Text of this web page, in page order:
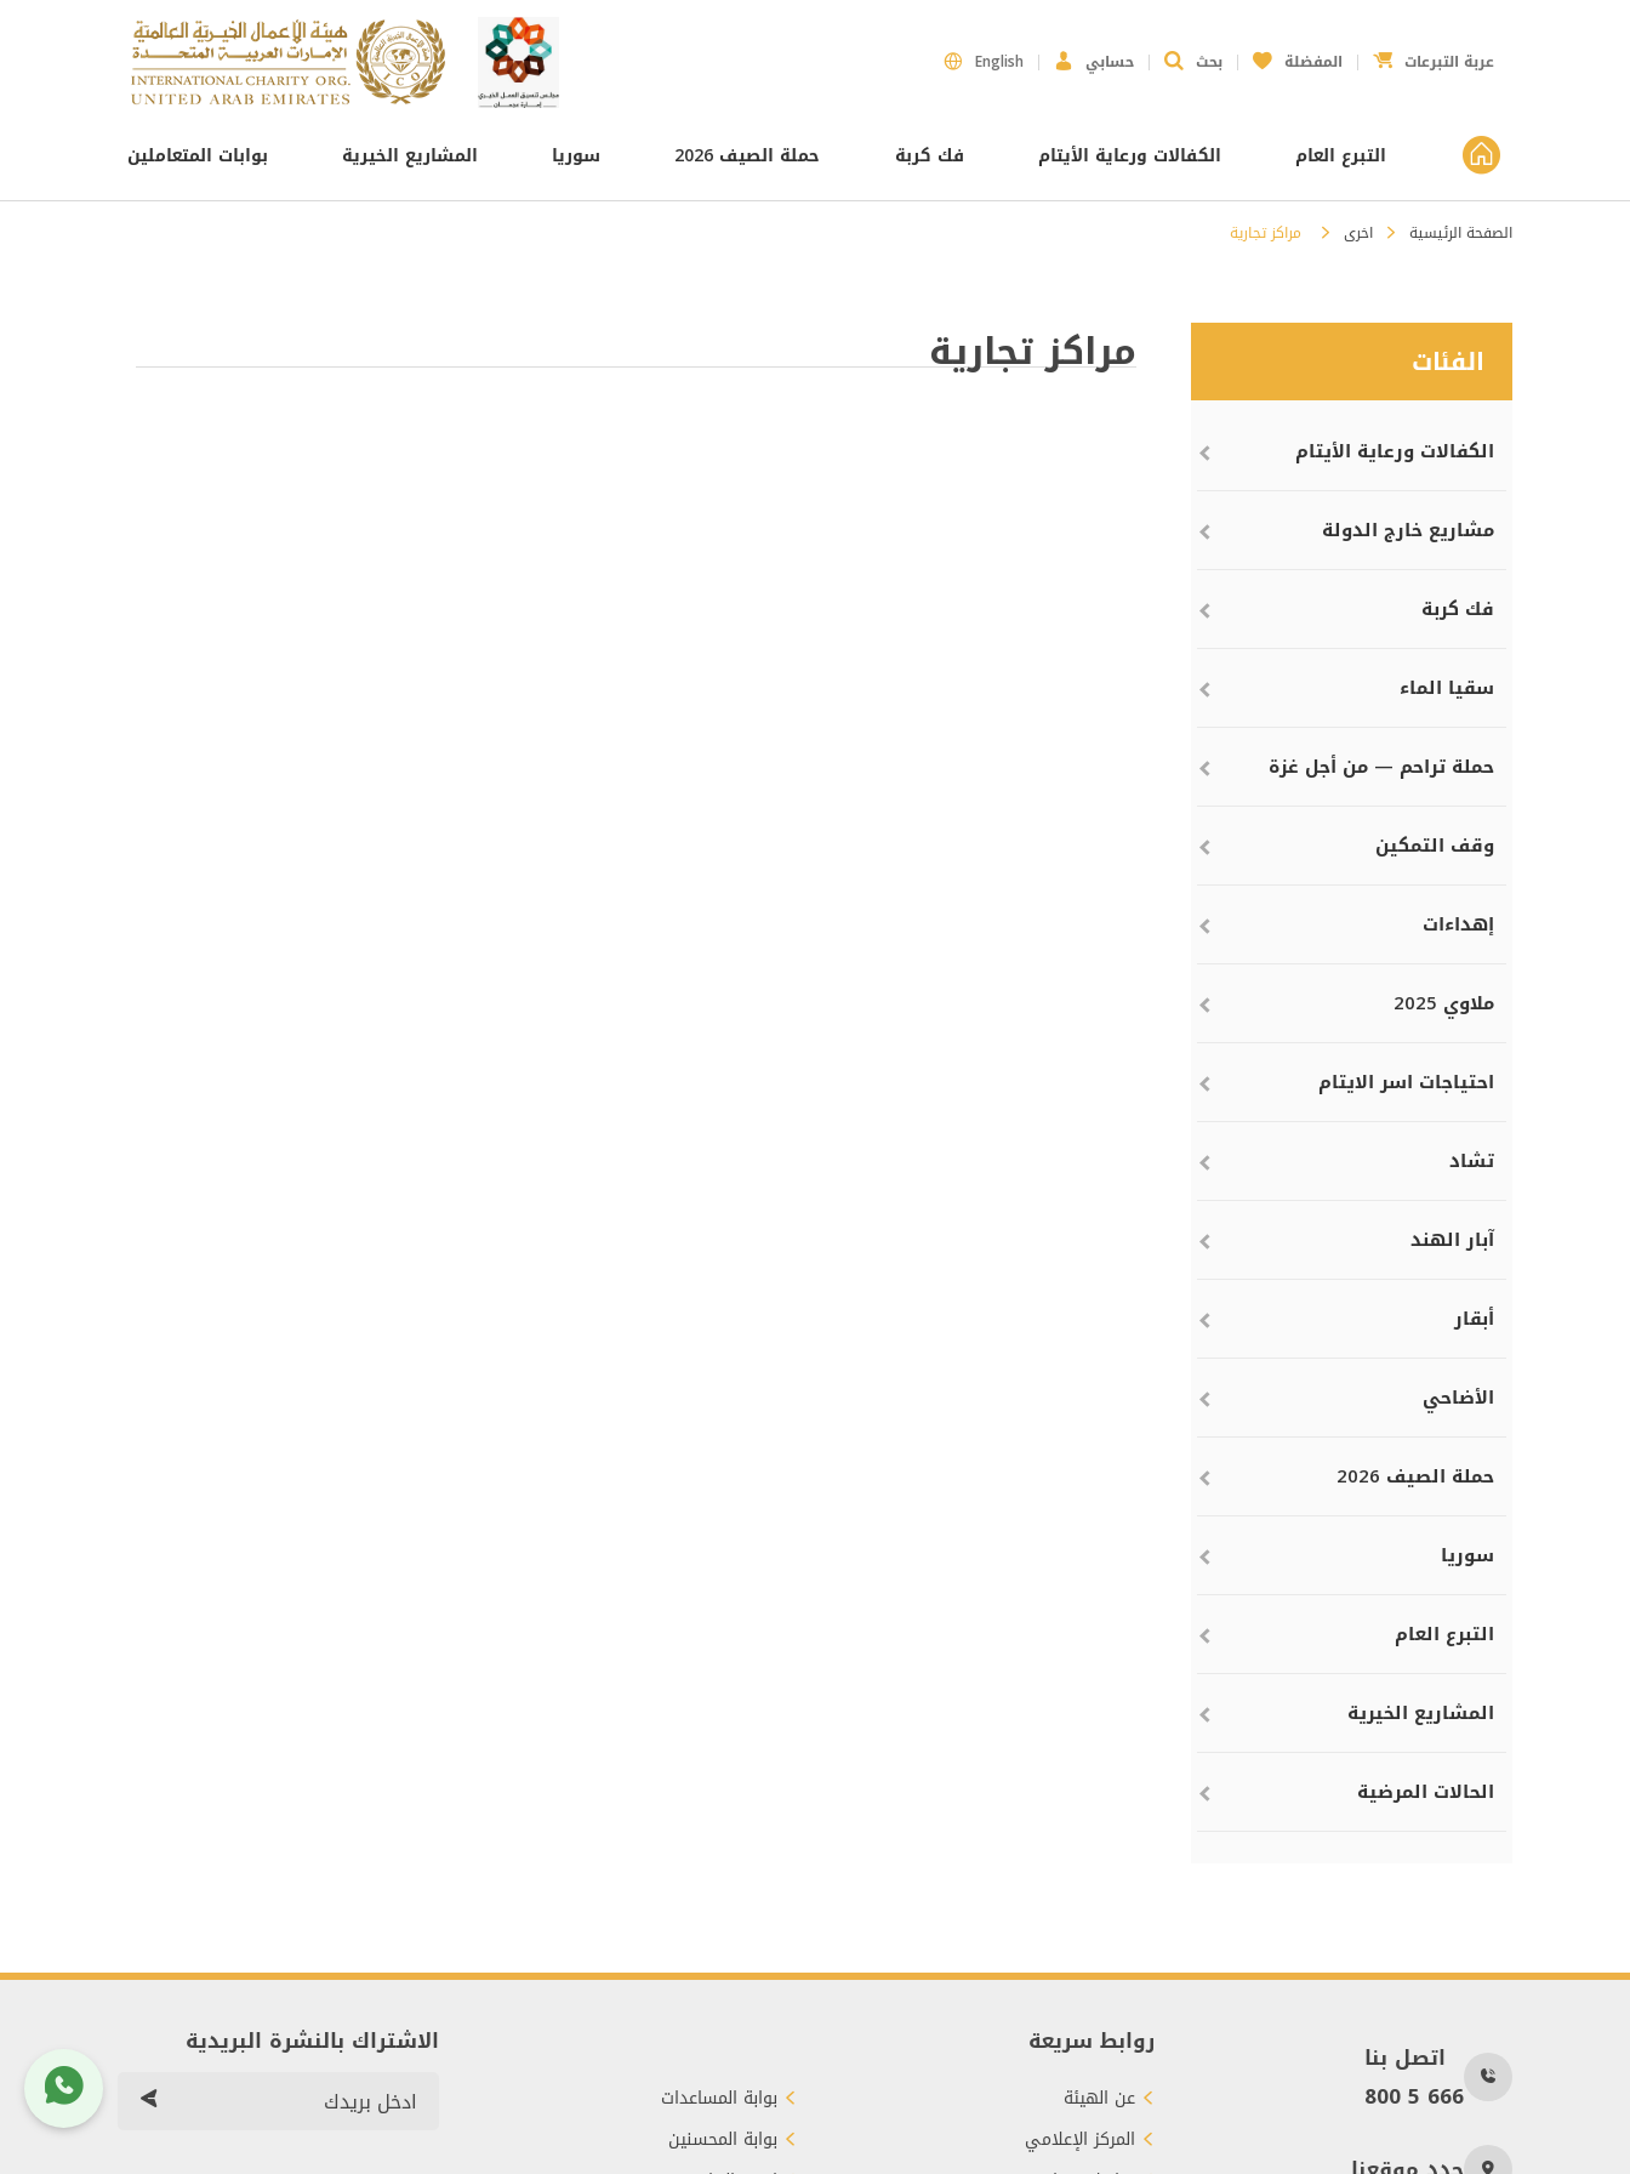
English حسابي بحث المفضلة عربة التبرعات
التبرع العام الكفالات ورعاية الأيتام فك كربة حملة الصيف 2026 سوريا المشاريع الخيرية
الصفحة الرئيسية اخرى مراكز تجارية
الفئات
الكفالات ورعاية الأيتام
مشاريع خارج الدولة
فك كربة
سقيا الماء
حملة تراحم — من أجل غزة
وقف التمكين
إهداءات
ملاوي 2025
احتياجات اسر الايتام
تشاد
آبار الهند
أبقار
الأضاحي
حملة الصيف 2026
سوريا
التبرع العام
المشاريع الخيرية
الحالات المرضية
مراكز تجارية
اتصل بنا
800 5 666
روابط سريعة
عن الهيئة
المركز الإعلامي
بوابة المساعدات
بوابة المحسنين
الاشتراك بالنشرة البريدية